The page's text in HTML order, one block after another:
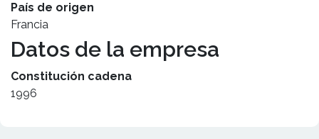
País de origen
Francia
Datos de la empresa
Constitución cadena
1996